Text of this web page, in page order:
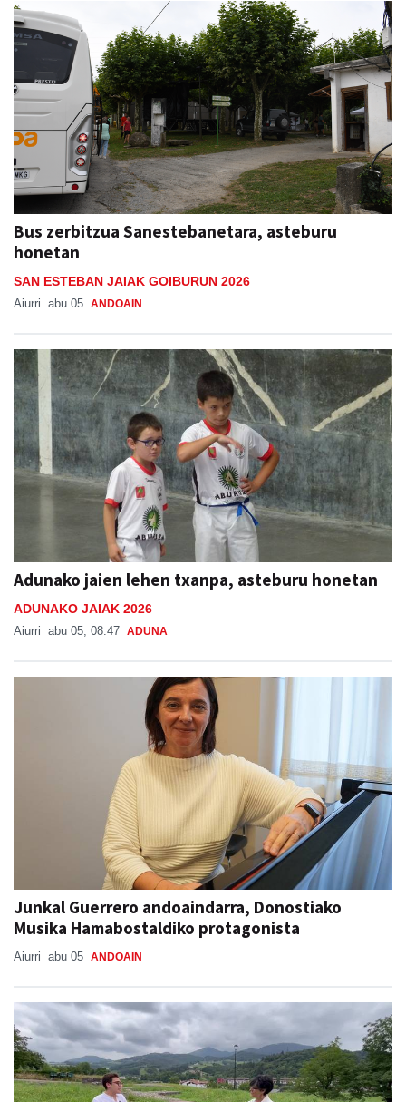
Bus zerbitzua Sanestebanetara, asteburu
honetan
SAN ESTEBAN JAIAK GOIBURUN 2026
Aiurri abu 05 ANDOAIN
Adunako jaien lehen txanpa, asteburu honetan
ADUNAKO JAIAK 2026
Aiurri abu 05, 08:47 ADUNA
Junkal Guerrero andoaindarra, Donostiako
Musika Hamabostaldiko protagonista
Aiurri abu 05 ANDOAIN